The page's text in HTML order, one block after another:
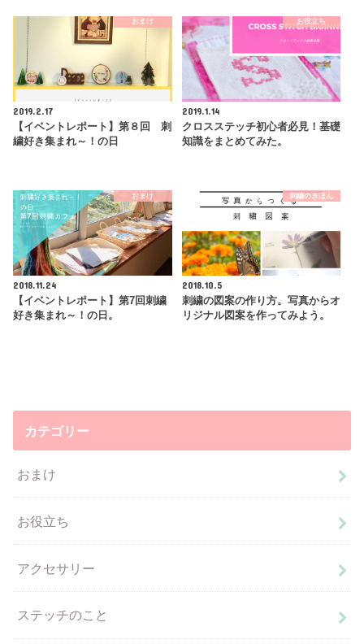
おまけ
2019.2.17
【イベントレポート】第８回 刺
繍好き集まれ～！の日
お役立ち
2019.1.14
クロスステッチ初心者必見！基礎
知識をまとめてみた。
おまけ
2018.11.24
【イベントレポート】第7回刺繍
好き集まれ～！の日。
刺繍のきほん
2018.10.5
刺繍の図案の作り方。写真からオ
リジナル図案を作ってみよう。
カテゴリー
おまけ
お役立ち
アクセサリー
ステッチのこと